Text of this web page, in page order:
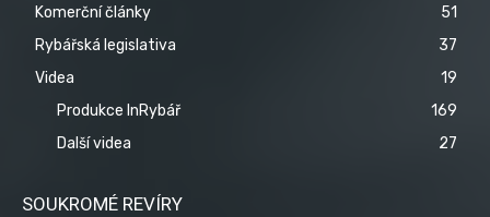
Komerční články
51
Rybářská legislativa
37
Videa
19
Produkce InRybář
169
Další videa
27
SOUKROMÉ REVÍRY